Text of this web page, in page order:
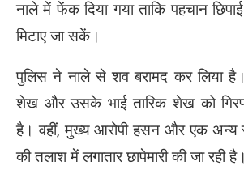
नाले में फेंक दिया गया ताकि पहचान
मिटाए जा सकें।
पुलिस ने नाले से शव बरामद कर लिया
शेख और उसके भाई तारिक शेख को
है। वहीं, मुख्य आरोपी हसन और एक अन्य
की तलाश में लगातार छापेमारी की जा रही है।